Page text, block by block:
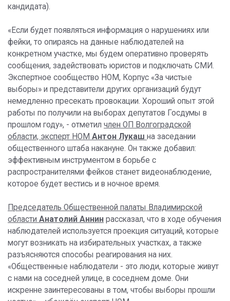
кандидата).
«Если будет появляться информация о нарушениях или
фейки, то опираясь на данные наблюдателей на
конкретном участке, мы будем оперативно проверять
сообщения, задействовать юристов и подключать СМИ.
Экспертное сообщество НОМ, Корпус «За чистые
выборы» и представители других организаций будут
немедленно пресекать провокации. Хороший опыт этой
работы по получили на выборах депутатов Госдумы в
прошлом году», - отметил член ОП Волгоградской
области, эксперт НОМ Антон Лукаш на заседании
общественного штаба накануне. Он также добавил:
эффективным инструментом в борьбе с
распространителями фейков станет видеонаблюдение,
которое будет вестись и в ночное время.
Председатель Общественной палаты Владимирской
области Анатолий Аннин рассказал, что в ходе обучения
наблюдателей используется проекция ситуаций, которые
могут возникать на избирательных участках, а также
разъясняются способы реагирования на них.
«Общественные наблюдатели - это люди, которые живут
с нами на соседней улице, в соседнем доме. Они
искренне заинтересованы в том, чтобы выборы прошли